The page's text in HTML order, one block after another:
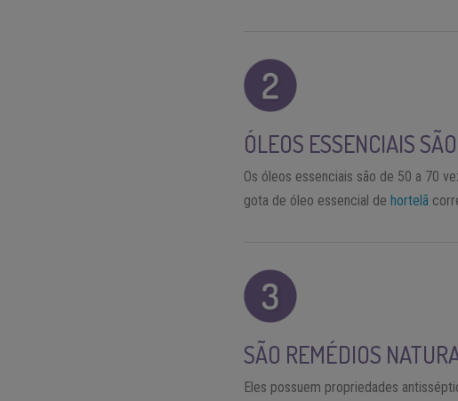
ÓLEOS ESSENCIAIS
Os óleos essenciais são de 50 a 70
gota de óleo essencial de hortelã
SÃO REMÉDIOS
Eles possuem propriedades